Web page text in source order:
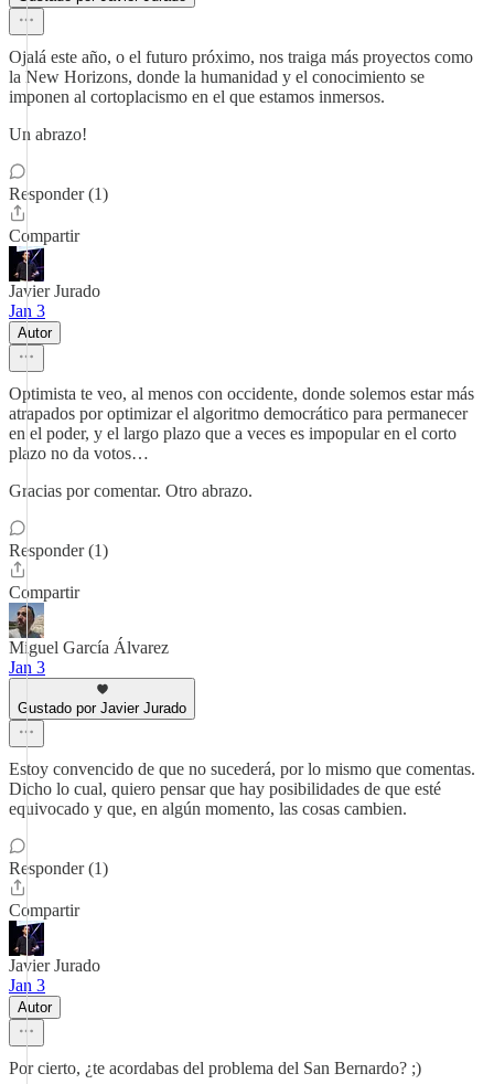
Ojalá este año, o el futuro próximo, nos traiga más proyectos como
la New Horizons, donde la humanidad y el conocimiento se
imponen al cortoplacismo en el que estamos inmersos.
Un abrazo!
Responder (1)
Compartir
Javier Jurado
Jan 3
Autor
Optimista te veo, al menos con occidente, donde solemos estar más
atrapados por optimizar el algoritmo democrático para permanecer
en el poder, y el largo plazo que a veces es impopular en el corto
plazo no da votos…
Gracias por comentar. Otro abrazo.
Responder (1)
Compartir
Miguel García Álvarez
Jan 3
Gustado por Javier Jurado
Estoy convencido de que no sucederá, por lo mismo que comentas.
Dicho lo cual, quiero pensar que hay posibilidades de que esté
equivocado y que, en algún momento, las cosas cambien.
Responder (1)
Compartir
Javier Jurado
Jan 3
Autor
Por cierto, ¿te acordabas del problema del San Bernardo? ;)